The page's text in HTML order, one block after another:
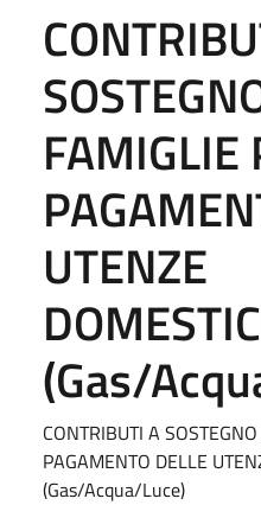
FAMIGLIE
UTENZE
(Gas/
CONTRIBUTI A
PAGAMENTO DELLE
(Gas/Acqua/Luce)